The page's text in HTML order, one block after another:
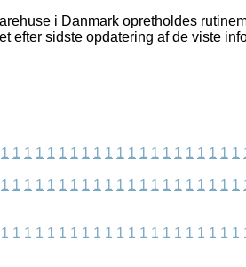
i Danmark opretholdes
efter sidste opdatering af de viste
1 1 1 1 1 1 1 1 1 1 1 1 1 1 1 1 1 1 1 1 1
1 1 1 1 1 1 1 1 1 1 1 1 1 1 1 1 1 1 1 1 1
1 1 1 1 1 1 1 1 1 1 1 1 1 1 1 1 1 1 1 1 1